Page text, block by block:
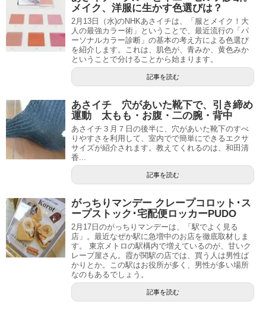
メイク、洋服に生かす色選びは？
2月13日（水)のNHKあさイチは、「服とメイク！大
人の最強カラー術」ということで、最近流行の「パ
ーソナルカラー診断」の基本の考え方による色選び
を紹介します。これは、肌色が、青みか、黄色みか
ということで分けることから始まります。
記事を読む
あさイチ 穴があいた靴下で、引き締め
運動 太もも・お腹・二の腕・背中
あさイチ３月７日の後半に、穴があいた靴下のすべ
りやすさを利用して、室内でで簡単にできるエクサ
サイズが紹介されます。教えてくれるのは、和田清
香...
記事を読む
がっちりマンデー クレープコロット･ス
ープストック･宅配便ロッカーPUDO
2月17日のがっちりマンデーは、「駅でよく見る
店」。最近なぜか駅に急増中のお店を徹底取材しま
す。 東京メトロの駅構内で増えているのが、甘いク
レープ屋さん。霞が関駅の店では、買う人は男性ば
かりとか。この駅はお役所が多く、男性が多い場所
なのもあるでしょう。
記事を読む